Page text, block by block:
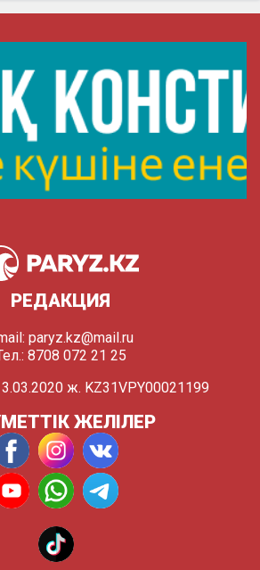
РЕДАКЦИЯ
paryz.kz@mail.ru
8708 072 21 25
ж. KZ31VPY00021199
ЖЕЛІЛЕР